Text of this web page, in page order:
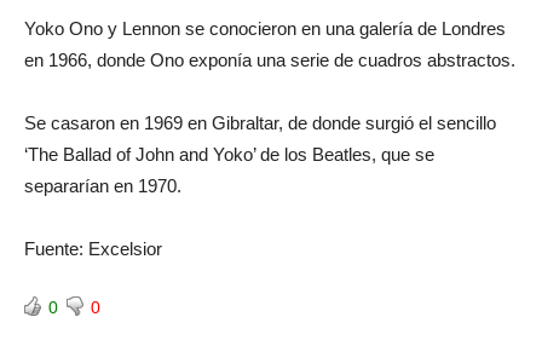
Yoko Ono y Lennon se conocieron en una galería de Londres
en 1966, donde Ono exponía una serie de cuadros abstractos.
Se casaron en 1969 en Gibraltar, de donde surgió el sencillo
‘The Ballad of John and Yoko’ de los Beatles, que se
separarían en 1970.
Fuente: Excelsior
0 0